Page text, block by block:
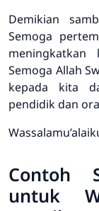
Demikian
Semoga
meningkatkan
Semoga Allah
kepada kita
pendidik dan
Contoh
untuk